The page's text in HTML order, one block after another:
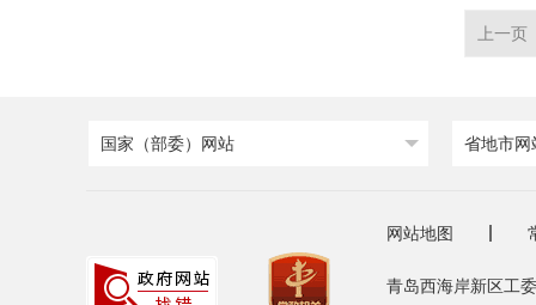
上一页
国家（部委）网站 省地市网
网站地图
青岛西海岸新区工